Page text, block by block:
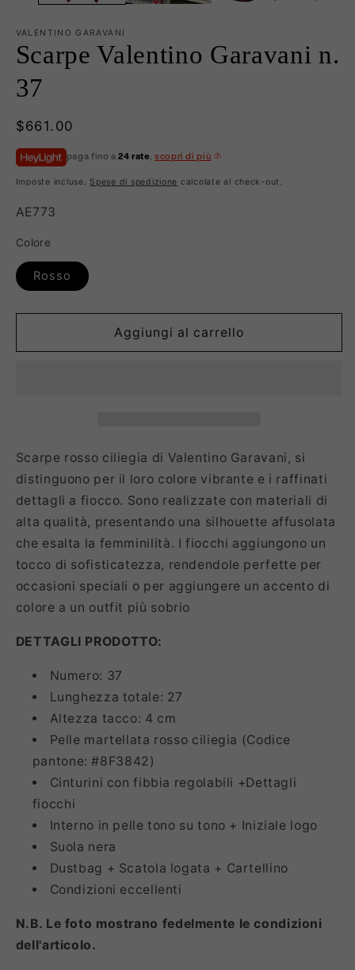
VALENTINO GARAVANI
Scarpe Valentino Garavani n.
37
Prezzo
di
listino
$661.00
paga fino a24 rate scopri di più
Imposte incluse. Spese di spedizione calcolate al check-out.
SKU:
AE773
Colore
Rosso
Aggiungi al carrello
Scarpe rosso ciliegia di Valentino Garavani, si
distinguono per il loro colore vibrante e i raffinati
dettagli a fiocco. Sono realizzate con materiali di
alta qualità, presentando una silhouette affusolata
che esalta la femminilità. I fiocchi aggiungono un
tocco di sofisticatezza, rendendole perfette per
occasioni speciali o per aggiungere un accento di
colore a un outfit più sobrio
DETTAGLI PRODOTTO:
Numero: 37
Lunghezza totale: 27
Altezza tacco: 4 cm
Pelle martellata rosso ciliegia (Codice
pantone: #8F3842)
Cinturini con fibbia regolabili +Dettagli
fiocchi
Interno in pelle tono su tono + Iniziale logo
Suola nera
Dustbag + Scatola logata + Cartellino
Condizioni eccellenti
N.B. Le foto mostrano fedelmente le condizioni
dell'articolo.